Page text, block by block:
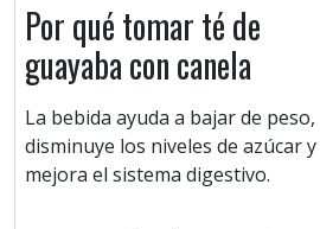
Por qué tomar té de
guayaba con canela
La bebida ayuda a bajar de peso,
disminuye los niveles de azúcar y
mejora el sistema digestivo.